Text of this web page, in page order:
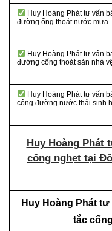
Huy Hoàng Phát tư vấn
đường ống thoát nước mưa
Huy Hoàng Phát tư vấn
đường cống thoát sàn nhà
Huy Hoàng Phát tư vấn
cống đường nước thải sinh
Huy Hoàng Phát
cống nghẹt tại
Huy Hoàng Phát
tắc